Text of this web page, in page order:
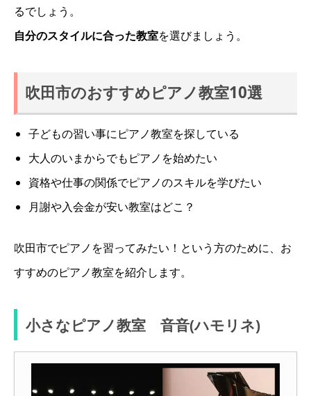
るでしょう。
自分のスタイルに合った教室を選びましょう。
吹田市のおすすめピアノ教室10選
子どもの習い事にピアノ教室を探している
大人のいまからでもピアノを始めたい
資格や仕事の関係でピアノのスキルを学びたい
月謝や入会金が安い教室はどこ？
吹田市でピアノを習ってみたい！という方のために、お
すすめのピアノ教室を紹介します。
小さなピアノ教室 音音(ハモリネ)